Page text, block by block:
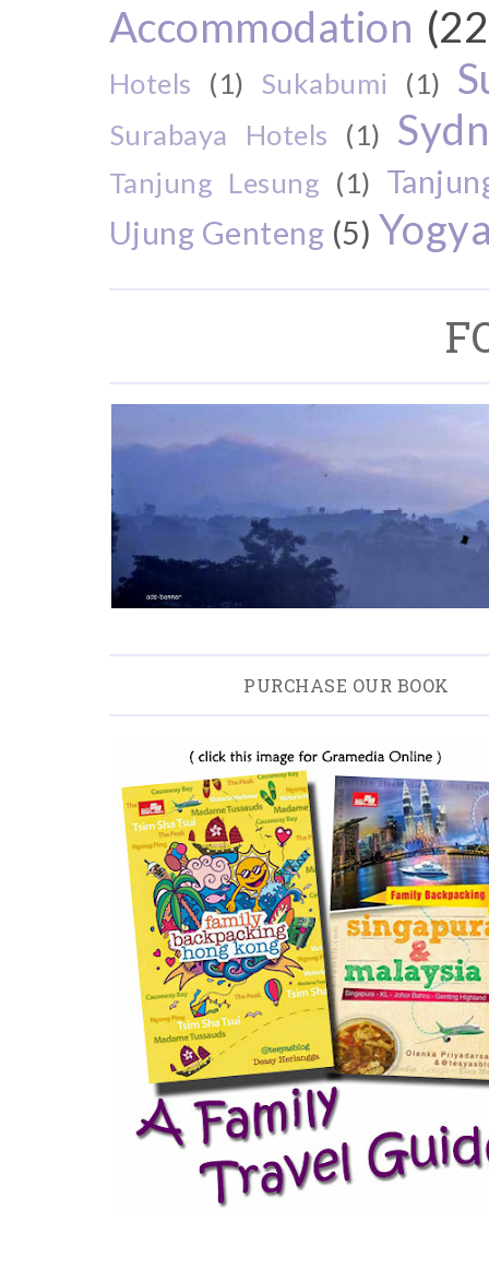
Accommodation
Hotels (1) Sukabumi (1)
Surabaya Hotels (1)
Tanjung Lesung (1)
Ujung Genteng (5)
PURCHASE OUR BOOK